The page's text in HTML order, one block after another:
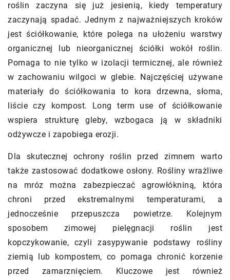
roślin zaczyna się już jesienią, kiedy temperatury
zaczynają spadać. Jednym z najważniejszych kroków
jest ściółkowanie, które polega na ułożeniu warstwy
organicznej lub nieorganicznej ściółki wokół roślin.
Pomaga to nie tylko w izolacji termicznej, ale również
w zachowaniu wilgoci w glebie. Najczęściej używane
materiały do ściółkowania to kora drzewna, słoma,
liście czy kompost. Long term use of ściółkowanie
wspiera strukturę gleby, wzbogaca ją w składniki
odżywcze i zapobiega erozji.
Dla skutecznej ochrony roślin przed zimnem warto
także zastosować dodatkowe osłony. Rośliny wrażliwe
na mróz można zabezpieczać agrowłókniną, która
chroni przed ekstremalnymi temperaturami, a
jednocześnie przepuszcza powietrze. Kolejnym
sposobem zimowej pielęgnacji roślin jest
kopczykowanie, czyli zasypywanie podstawy rośliny
ziemią lub kompostem, co pomaga chronić korzenie
przed zamarznięciem. Kluczowe jest również